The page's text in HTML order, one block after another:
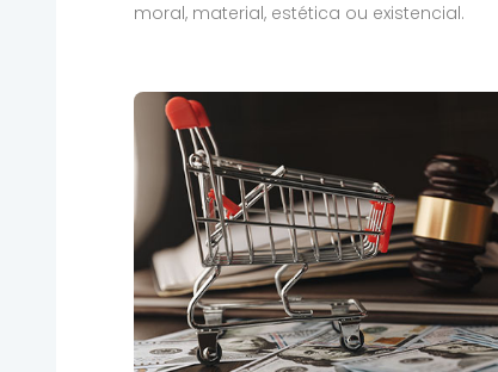
moral, material, estética ou existencial.